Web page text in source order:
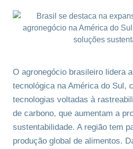
O agronegócio brasileiro lidera
tecnológica na América do Sul,
tecnologias voltadas à
de carbono, que aumentam a
sustentabilidade. A região tem
produção global de alimentos.